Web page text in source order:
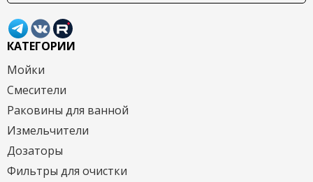
КАТЕГОРИИ
Мойки
Смесители
Раковины для ванной
Измельчители
Дозаторы
Фильтры для очистки